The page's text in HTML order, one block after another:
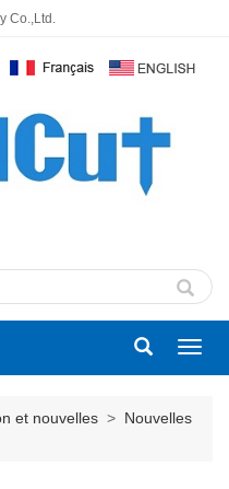
Co.,Ltd.
et nouvelles > Nouvelles